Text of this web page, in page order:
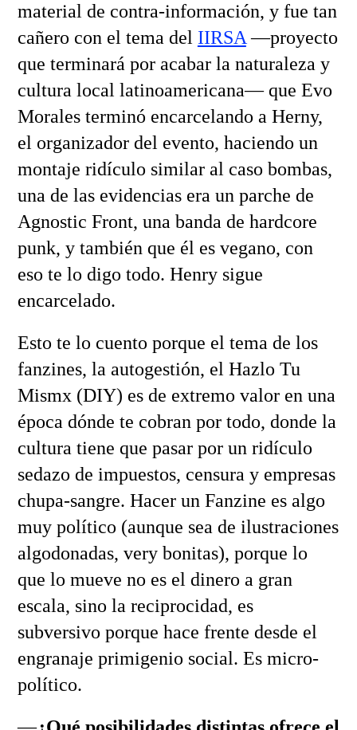
material de contra-información, y fue tan
cañero con el tema del IIRSA —proyecto
que terminará por acabar la naturaleza y
cultura local latinoamericana— que Evo
Morales terminó encarcelando a Herny,
el organizador del evento, haciendo un
montaje ridículo similar al caso bombas,
una de las evidencias era un parche de
Agnostic Front, una banda de hardcore
punk, y también que él es vegano, con
eso te lo digo todo. Henry sigue
encarcelado.
Esto te lo cuento porque el tema de los
fanzines, la autogestión, el Hazlo Tu
Mismx (DIY) es de extremo valor en una
época dónde te cobran por todo, donde la
cultura tiene que pasar por un ridículo
sedazo de impuestos, censura y empresas
chupa-sangre. Hacer un Fanzine es algo
muy político (aunque sea de ilustraciones
algodonadas, very bonitas), porque lo
que lo mueve no es el dinero a gran
escala, sino la reciprocidad, es
subversivo porque hace frente desde el
engranaje primigenio social. Es micro-
político.